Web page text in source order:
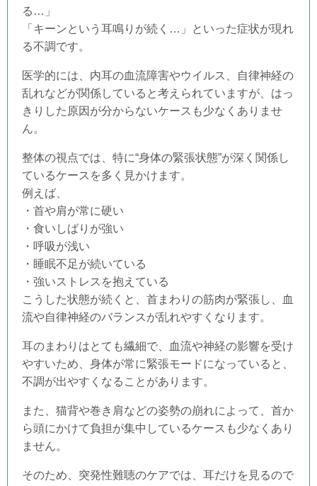
る…」
「キーンという耳鳴りが続く…」といった症状が現れ
る不調です。
医学的には、内耳の血流障害やウイルス、自律神経の
乱れなどが関係していると考えられていますが、はっ
きりした原因が分からないケースも少なくありませ
ん。
整体の視点では、特に“身体の緊張状態”が深く関係し
ているケースを多く見かけます。
例えば、
・首や肩が常に硬い
・食いしばりが強い
・呼吸が浅い
・睡眠不足が続いている
・強いストレスを抱えている
こうした状態が続くと、首まわりの筋肉が緊張し、血
流や自律神経のバランスが乱れやすくなります。
耳のまわりはとても繊細で、血流や神経の影響を受け
やすいため、身体が常に緊張モードになっていると、
不調が出やすくなることがあります。
また、猫背や巻き肩などの姿勢の崩れによって、首か
ら頭にかけて負担が集中しているケースも少なくあり
ません。
そのため、突発性難聴のケアでは、耳だけを見るので